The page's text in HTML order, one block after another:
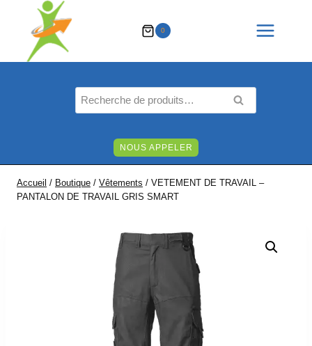
contenu
0
Recherche
pour :
RECHERCHE
NOUS APPELER
Accueil / Boutique / Vêtements / VETEMENT DE TRAVAIL –
PANTALON DE TRAVAIL GRIS SMART